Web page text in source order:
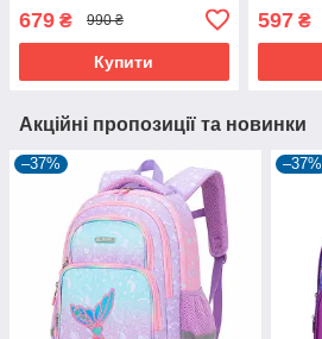
679 ₴ 990 ₴
Купити
597₴
Акційні пропозиції та новинки
–37% –37%